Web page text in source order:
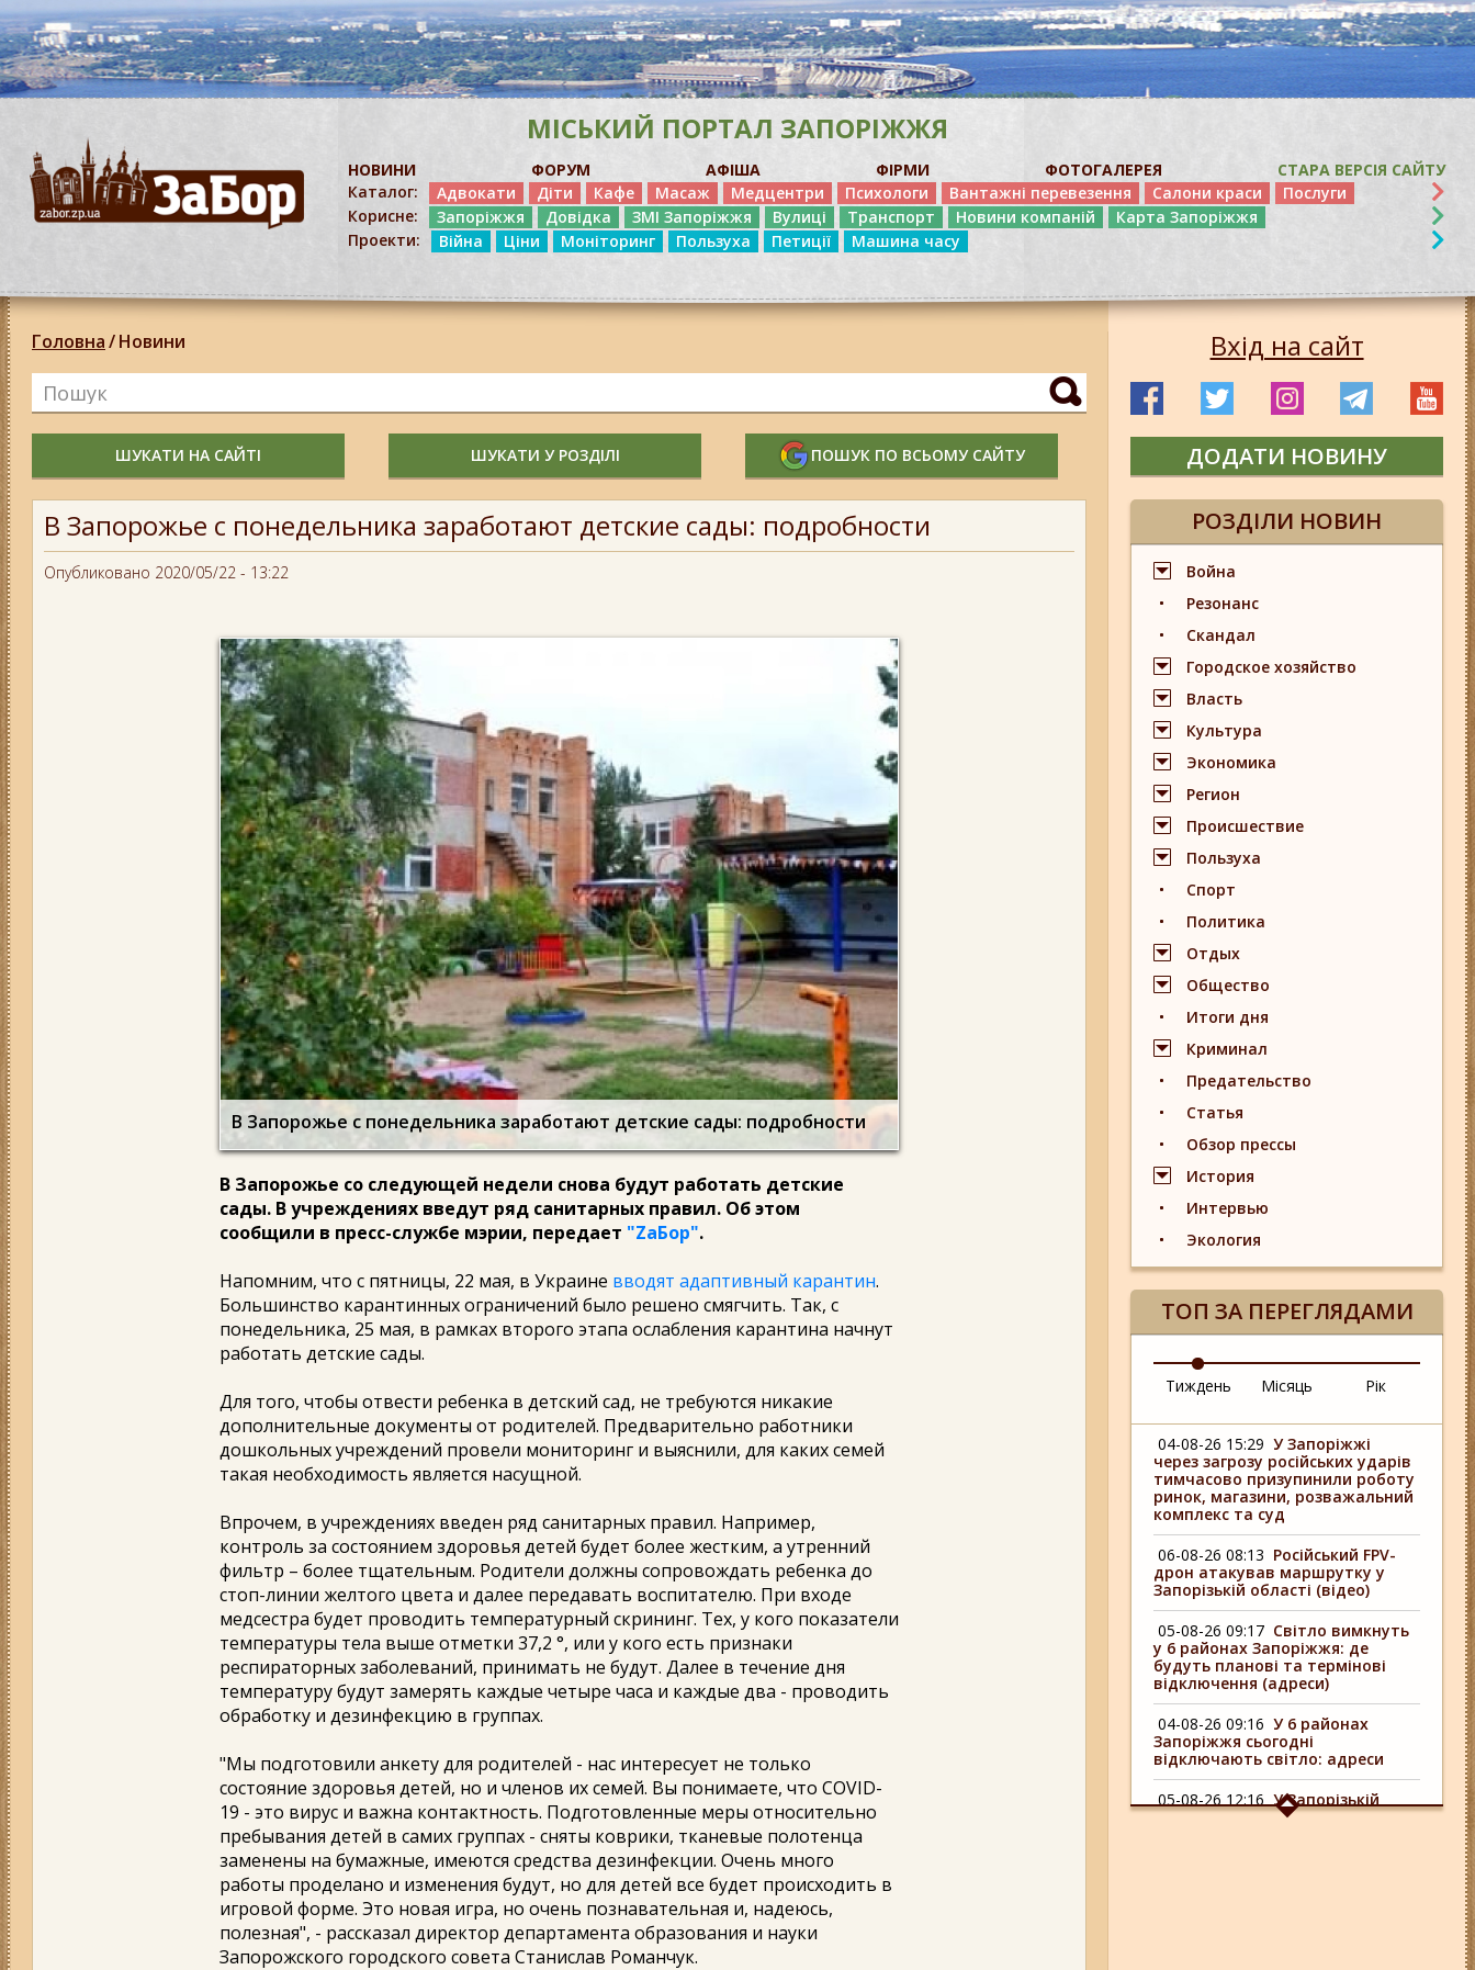
МІСЬКИЙ ПОРТАЛ ЗАПОРІЖЖЯ
НОВИНИ ФОРУМ АФІША ФІРМИ ФОТОГАЛЕРЕЯ
СТАРА ВЕРСІЯ САЙТУ
Каталог:
Адвокати Діти Кафе Масаж Медцентри Психологи Вантажні перевезення Салони краси
Послуги
Корисне:
Запоріжжя Довідка ЗМІ Запоріжжя Вулиці Транспорт Новини компаній
Карта Запоріжжя
Проекти:
Війна Ціни Моніторинг Пользуха Петиції Машина часу
Головна/Новини
ШУКАТИ НА САЙТІ ШУКАТИ У РОЗДІЛІ ПОШУК ПО ВСЬОМУ САЙТУ
В Запорожье с понедельника заработают детские сады: подробности
Опубликовано 2020/05/22 - 13:22
В Запорожье с понедельника заработают детские сады: подробности
В Запорожье со следующей недели снова будут работать детские
сады. В учреждениях введут ряд санитарных правил. Об этом
сообщили в пресс-службе мэрии, передает "ZаБор".
Напомним, что с пятницы, 22 мая, в Украине вводят адаптивный карантин.
Большинство карантинных ограничений было решено смягчить. Так, с
понедельника, 25 мая, в рамках второго этапа ослабления карантина начнут
работать детские сады.
Для того, чтобы отвести ребенка в детский сад, не требуются никакие
дополнительные документы от родителей. Предварительно работники
дошкольных учреждений провели мониторинг и выяснили, для каких семей
такая необходимость является насущной.
Впрочем, в учреждениях введен ряд санитарных правил. Например,
контроль за состоянием здоровья детей будет более жестким, а утренний
фильтр – более тщательным. Родители должны сопровождать ребенка до
стоп-линии желтого цвета и далее передавать воспитателю. При входе
медсестра будет проводить температурный скрининг. Тех, у кого показатели
температуры тела выше отметки 37,2 °, или у кого есть признаки
респираторных заболеваний, принимать не будут. Далее в течение дня
температуру будут замерять каждые четыре часа и каждые два - проводить
обработку и дезинфекцию в группах.
"Мы подготовили анкету для родителей - нас интересует не только
состояние здоровья детей, но и членов их семей. Вы понимаете, что COVID-
19 - это вирус и важна контактность. Подготовленные меры относительно
пребывания детей в самих группах - сняты коврики, тканевые полотенца
заменены на бумажные, имеются средства дезинфекции. Очень много
работы проделано и изменения будут, но для детей все будет происходить в
игровой форме. Это новая игра, но очень познавательная и, надеюсь,
полезная", - рассказал директор департамента образования и науки
Запорожского городского совета Станислав Романчук.
Вхід на сайт
ДОДАТИ НОВИНУ
РОЗДІЛИ НОВИН
Война
Резонанс
Скандал
Городское хозяйство
Власть
Культура
Экономика
Регион
Происшествие
Пользуха
Спорт
Политика
Отдых
Общество
Итоги дня
Криминал
Предательство
Статья
Обзор прессы
История
Интервью
Экология
ТОП ЗА ПЕРЕГЛЯДАМИ
Тиждень Місяць Рік
04-08-26 15:29 У Запоріжжі
через загрозу російських ударів
тимчасово призупинили роботу
ринок, магазини, розважальний
комплекс та суд
06-08-26 08:13 Російський FPV-
дрон атакував маршрутку у
Запорізькій області (відео)
05-08-26 09:17 Світло вимкнуть
у 6 районах Запоріжжя: де
будуть планові та термінові
відключення (адреси)
04-08-26 09:16 У 6 районах
Запоріжжя сьогодні
відключають світло: адреси
05-08-26 12:16 У Запорізькій
області ресторан оштрафували